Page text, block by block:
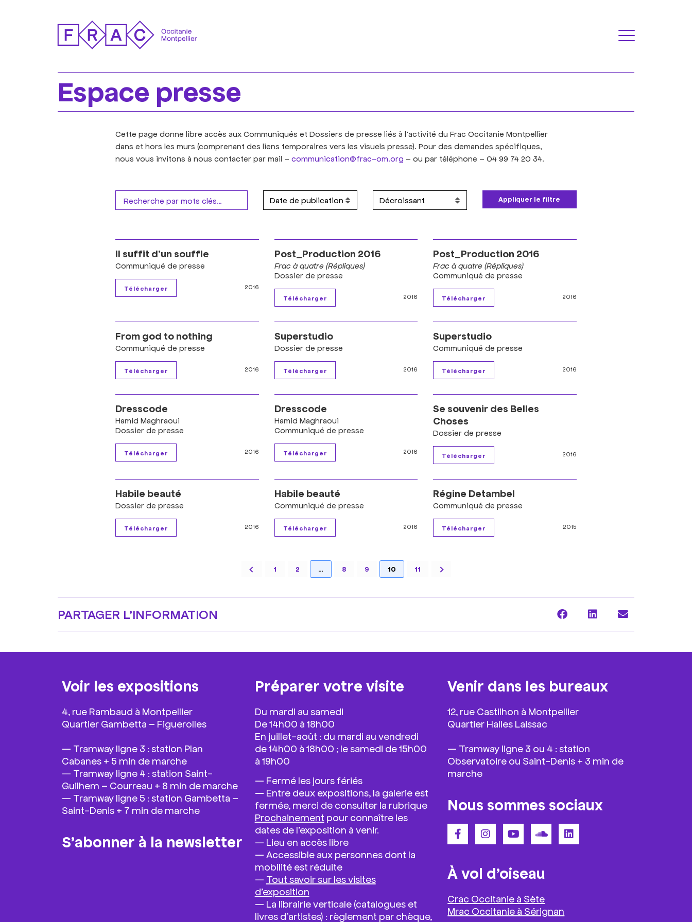
Espace presse
Cette page donne libre accès aux Communiqués et Dossiers de presse liés à l’activité du Frac Occitanie Montpellier
dans et hors les murs (comprenant des liens temporaires vers les visuels presse). Pour des demandes spécifiques,
nous vous invitons à nous contacter par mail – communication@frac-om.org – ou par téléphone – 04 99 74 20 34.
Appliquer le filtre
Il suffit d’un souffle
Communiqué de presse
2016
Post_Production 2016
Frac à quatre (Répliques)
Dossier de presse
2016
Post_Production 2016
Frac à quatre (Répliques)
Communiqué de presse
2016
From god to nothing
Communiqué de presse
2016
Superstudio
Dossier de presse
2016
Superstudio
Communiqué de presse
2016
Dresscode
Hamid Maghraoui
Dossier de presse
2016
Dresscode
Hamid Maghraoui
Communiqué de presse
2016
Se souvenir des Belles
Choses
Dossier de presse
2016
Habile beauté
Dossier de presse
2016
Habile beauté
Communiqué de presse
2016
Régine Detambel
Communiqué de presse
2015
1 2 … 8 9 10 11
PARTAGER L’​INFORMATION
Voir les expositions
4, rue Rambaud à Montpellier
Quartier Gambetta – Figuerolles
— Tramway ligne 3 : station Plan
Cabanes + 5 min de marche
— Tramway ligne 4 : station Saint-
Guilhem – Courreau + 8 min de marche
— Tramway ligne 5 : station Gambetta –
Saint-Denis + 7 min de marche
S’abonner à la newsletter
Préparer votre visite
Du mardi au samedi
De 14h00 à 18h00
En juillet-août : du mardi au vendredi
de 14h00 à 18h00 ; le samedi de 15h00
à 19h00
— Fermé les jours fériés
— Entre deux expositions, la galerie est
fermée, merci de consulter la rubrique
Prochainement pour connaître les
dates de l’exposition à venir.
— Lieu en accès libre
— Accessible aux personnes dont la
mobilité est réduite
— Tout savoir sur les visites
d’exposition
— La librairie verticale (catalogues et
livres d’artistes) : règlement par chèque,
Venir dans les bureaux
12, rue Castilhon à Montpellier
Quartier Halles Laissac
— Tramway ligne 3 ou 4 : station
Observatoire ou Saint-Denis + 3 min de
marche
Nous sommes sociaux
À vol d’oiseau
Crac Occitanie à Sète
Mrac Occitanie à Sérignan